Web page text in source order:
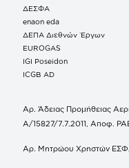
ΔΕΣΦΑ
enaon eda
ΔΕΠΑ Διεθνών Έργων
EUROGAS
IGI Poseidon
ICGB AD
Αρ. Άδειας Προμήθειας
Α/15827/7.7.2011, Αποφ.
Αρ. Μητρώου Χρηστών